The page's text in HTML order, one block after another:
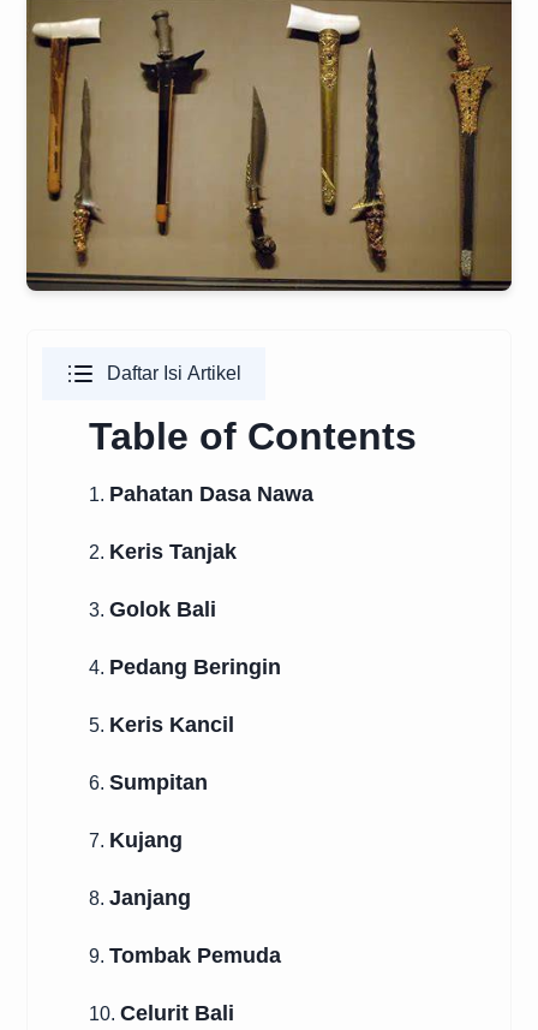
Daftar Isi Artikel
Table of Contents
1. Pahatan Dasa Nawa
2. Keris Tanjak
3. Golok Bali
4. Pedang Beringin
5. Keris Kancil
6. Sumpitan
7. Kujang
8. Janjang
9. Tombak Pemuda
10. Celurit Bali